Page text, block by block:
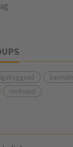
Verkstad